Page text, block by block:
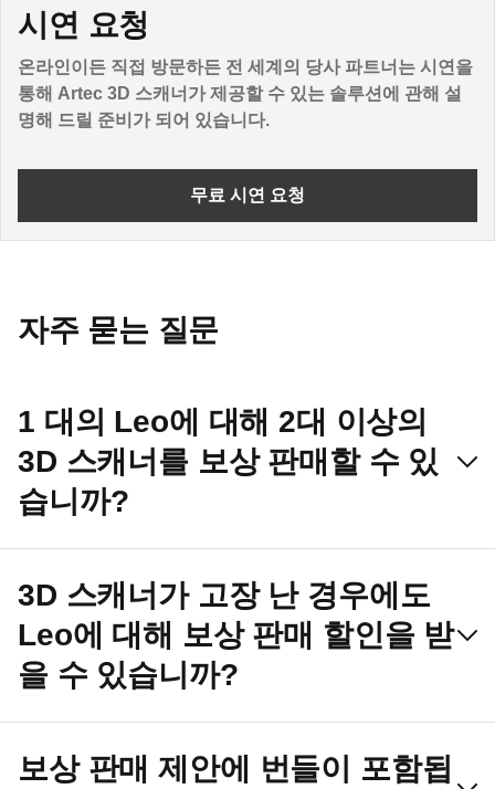
시연 요청
온라인이든 직접 방문하든 전 세계의 당사 파트너는 시연을
통해 Artec 3D 스캐너가 제공할 수 있는 솔루션에 관해 설
명해 드릴 준비가 되어 있습니다.
무료 시연 요청
자주 묻는 질문
1 대의 Leo에 대해 2대 이상의
3D 스캐너를 보상 판매할 수 있
습니까?
3D 스캐너가 고장 난 경우에도
Leo에 대해 보상 판매 할인을 받
을 수 있습니까?
보상 판매 제안에 번들이 포함됩